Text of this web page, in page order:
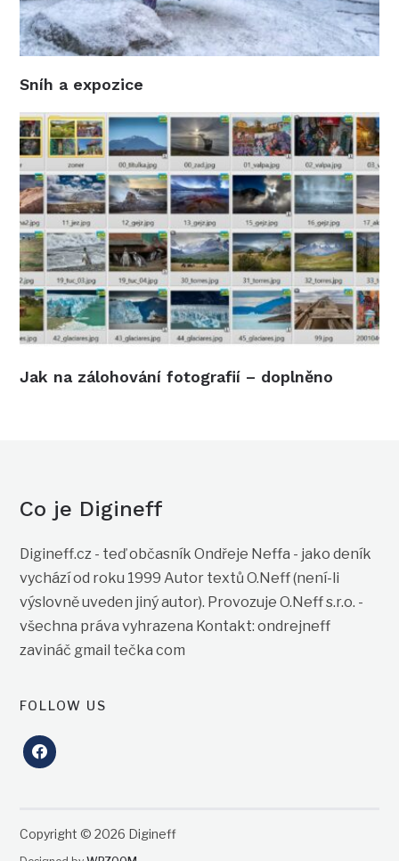
Sníh a expozice
Jak na zálohování fotografií – doplněno
Co je Digineff
Digineff.cz - teď občasník Ondřeje Neffa - jako deník
vychází od roku 1999 Autor textů O.Neff (není-li
výslovně uveden jiný autor). Provozuje O.Neff s.r.o. -
všechna práva vyhrazena Kontakt: ondrejneff
zavináč gmail tečka com
FOLLOW US
facebook
Copyright © 2026 Digineff